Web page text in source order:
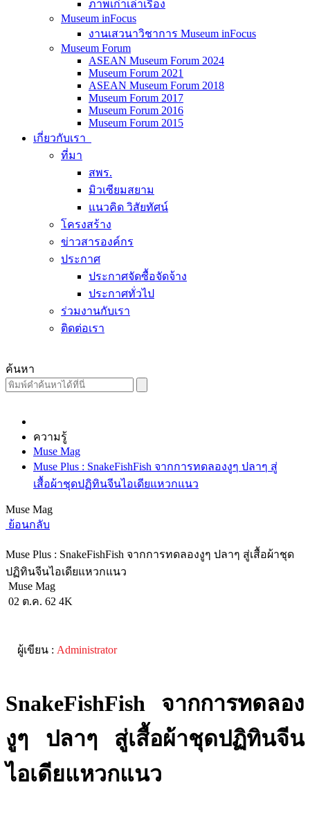
ภาพเก่าเล่าเรื่อง
Museum inFocus
งานเสวนาวิชาการ Museum inFocus
Museum Forum
ASEAN Museum Forum 2024
Museum Forum 2021
ASEAN Museum Forum 2018
Museum Forum 2017
Museum Forum 2016
Museum Forum 2015
เกี่ยวกับเรา
ที่มา
สพร.
มิวเซียมสยาม
แนวคิด วิสัยทัศน์
โครงสร้าง
ข่าวสารองค์กร
ประกาศ
ประกาศจัดซื้อจัดจ้าง
ประกาศทั่วไป
ร่วมงานกับเรา
ติดต่อเรา
ค้นหา
ความรู้
Muse Mag
Muse Plus : SnakeFishFish จากการทดลองงูๆ ปลาๆ สู่
เสื้อผ้าชุดปฏิทินจีนไอเดียแหวกแนว
Muse Mag
ย้อนกลับ
Muse Plus : SnakeFishFish จากการทดลองงูๆ ปลาๆ สู่เสื้อผ้าชุด
ปฏิทินจีนไอเดียแหวกแนว
Muse Mag
02 ต.ค. 62 4K
ผู้เขียน : Administrator
SnakeFishFish จากการทดลอง
งูๆ ปลาๆ สู่เสื้อผ้าชุดปฏิทินจีน
ไอเดียแหวกแนว